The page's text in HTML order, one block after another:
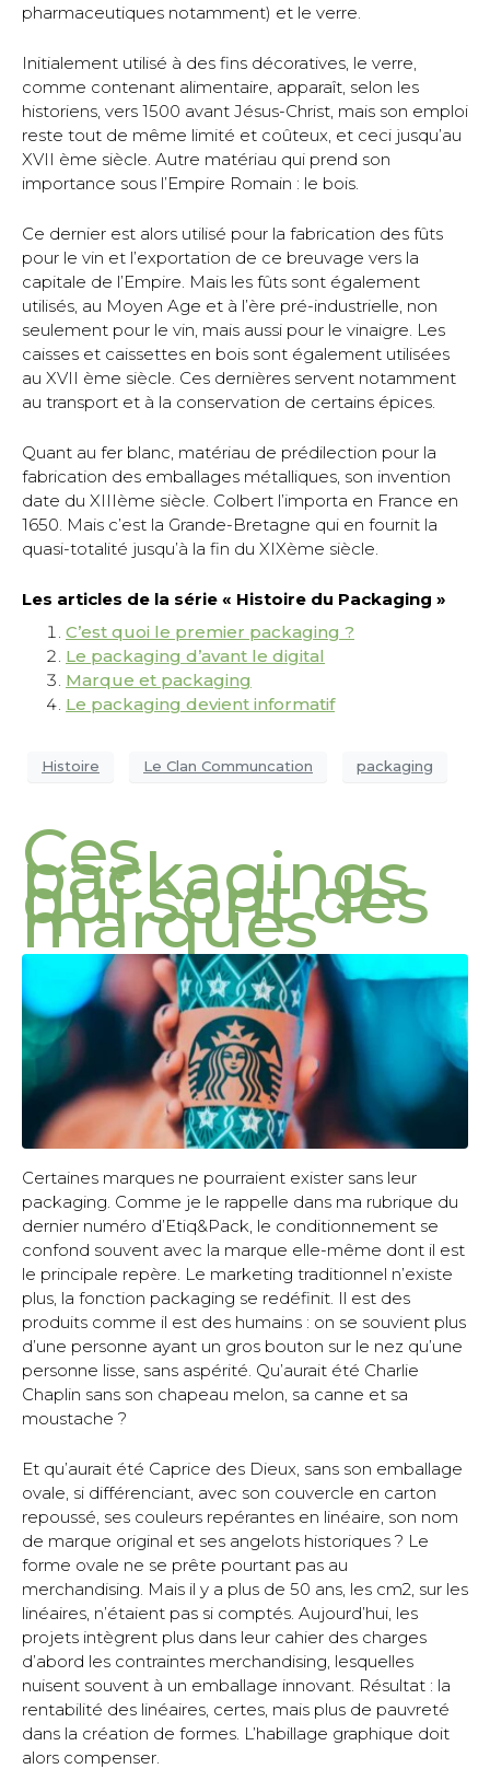
pharmaceutiques notamment) et le verre.
Initialement utilisé à des fins décoratives, le verre,
comme contenant alimentaire, apparaît, selon les
historiens, vers 1500 avant Jésus-Christ, mais son emploi
reste tout de même limité et coûteux, et ceci jusqu’au
XVII ème siècle. Autre matériau qui prend son
importance sous l’Empire Romain : le bois.
Ce dernier est alors utilisé pour la fabrication des fûts
pour le vin et l’exportation de ce breuvage vers la
capitale de l’Empire. Mais les fûts sont également
utilisés, au Moyen Age et à l’ère pré-industrielle, non
seulement pour le vin, mais aussi pour le vinaigre. Les
caisses et caissettes en bois sont également utilisées
au XVII ème siècle. Ces dernières servent notamment
au transport et à la conservation de certains épices.
Quant au fer blanc, matériau de prédilection pour la
fabrication des emballages métalliques, son invention
date du XIIIème siècle. Colbert l’importa en France en
1650. Mais c’est la Grande-Bretagne qui en fournit la
quasi-totalité jusqu’à la fin du XIXème siècle.
Les articles de la série « Histoire du Packaging »
C’est quoi le premier packaging ?
Le packaging d’avant le digital
Marque et packaging
Le packaging devient informatif
Histoire Le Clan Communcation packaging
Ces
packagings
qui sont des
marques
Certaines marques ne pourraient exister sans leur
packaging. Comme je le rappelle dans ma rubrique du
dernier numéro d’Etiq&Pack, le conditionnement se
confond souvent avec la marque elle-même dont il est
le principale repère. Le marketing traditionnel n’existe
plus, la fonction packaging se redéfinit. Il est des
produits comme il est des humains : on se souvient plus
d’une personne ayant un gros bouton sur le nez qu’une
personne lisse, sans aspérité. Qu’aurait été Charlie
Chaplin sans son chapeau melon, sa canne et sa
moustache ?
Et qu’aurait été Caprice des Dieux, sans son emballage
ovale, si différenciant, avec son couvercle en carton
repoussé, ses couleurs repérantes en linéaire, son nom
de marque original et ses angelots historiques ? Le
forme ovale ne se prête pourtant pas au
merchandising. Mais il y a plus de 50 ans, les cm2, sur les
linéaires, n’étaient pas si comptés. Aujourd’hui, les
projets intègrent plus dans leur cahier des charges
d’abord les contraintes merchandising, lesquelles
nuisent souvent à un emballage innovant. Résultat : la
rentabilité des linéaires, certes, mais plus de pauvreté
dans la création de formes. L’habillage graphique doit
alors compenser.